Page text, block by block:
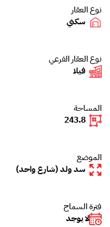
نوع العقار
سكني
نوع العقار الفرعي
فيلا
المساحة
243.8
الموضع
سد ولد (شارع واحد)
فترة السماح
لا يوجد